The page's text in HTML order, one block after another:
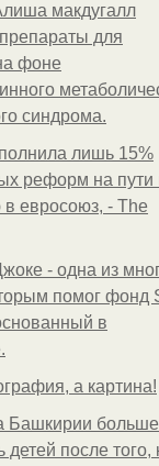
макдугалл
для
фоне
синдрома.
лишь 15%
реформ на пути
в евросоюз, - The
- одна из
помог фонд
в
а картина!
Башкирии
детей после того,